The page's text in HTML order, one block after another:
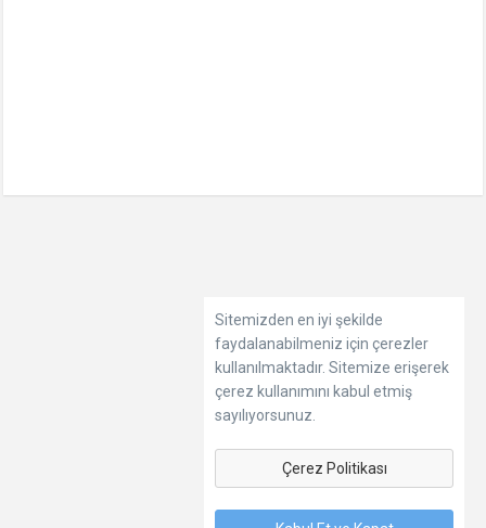
Sitemizden en iyi şekilde
faydalanabilmeniz için çerezler
kullanılmaktadır. Sitemize erişerek
çerez kullanımını kabul etmiş
sayılıyorsunuz.
Çerez Politikası